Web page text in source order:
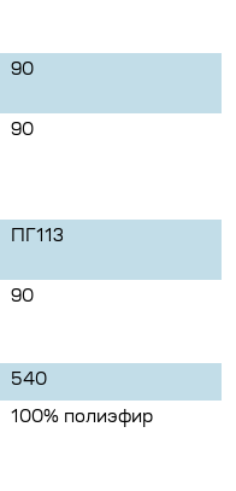
90
90
ПГ113
90
540
100% полиэфир